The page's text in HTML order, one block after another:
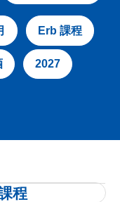
Erb 課程
2027
程